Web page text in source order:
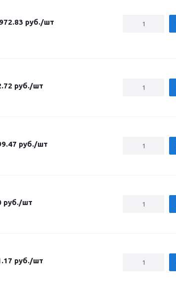
руб./шт
руб./шт
руб./шт
руб./шт
руб./шт